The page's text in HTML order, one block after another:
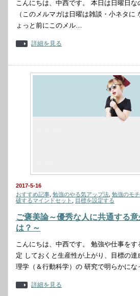
こんにちは、中西です。 本日は日曜日な
（このメルマガは日曜は雑談・小ネタに
ょっと前にこのメル…
詳細を見る
2017-5-16
おすすめ記事 勉強のやる気アップ法 勉強のモ
破するマインドセット
目標を設定する
ご褒美論～優秀な人に共通する
は？～
こんにちは、中西です。 勉強や仕事を
定 しておくと生産性が上がり、目標の
理学（＆行動科学）の 研究で明らかに
詳細を見る